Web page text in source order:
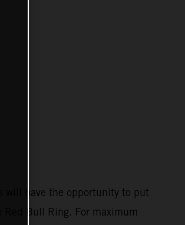
will have the opportunity to put
Red Bull Ring. For maximum